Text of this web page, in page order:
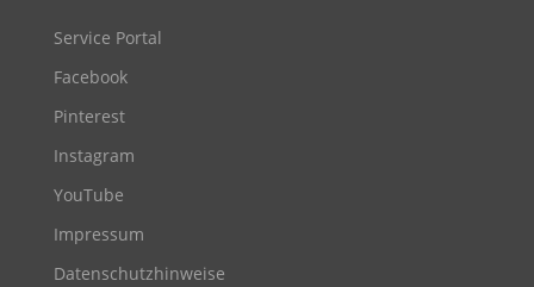
Service Portal
Facebook
Pinterest
Instagram
YouTube
Impressum
Datenschutzhinweise